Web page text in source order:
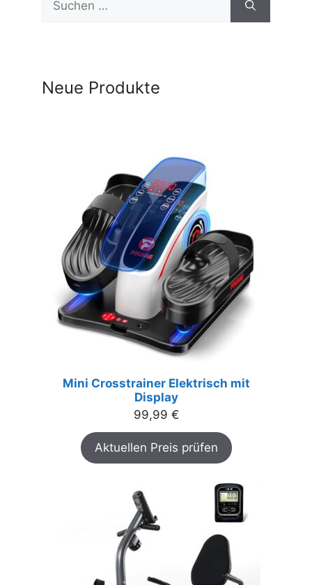
nach:
Neue Produkte
Mini Crosstrainer Elektrisch mit
Display
99,99 €
Aktuellen Preis prüfen